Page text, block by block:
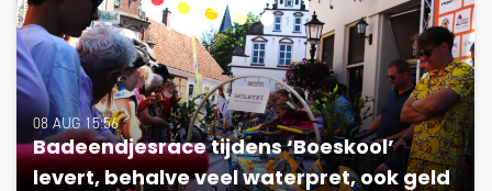
08 AUG 15:56
Badeendjesrace tijdens ‘Boeskool’
levert, behalve veel waterpret, ook geld